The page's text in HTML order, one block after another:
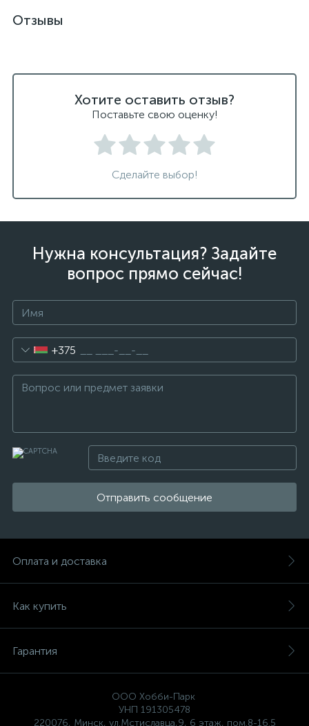
Отзывы
Хотите оставить отзыв?
Поставьте свою оценку!
Сделайте выбор!
Нужна консультация? Задайте
вопрос прямо сейчас!
+375
Отправить сообщение
Оплата и доставка
Как купить
Гарантия
ООО Хобби-Парк
УНП 191305478
220076, Минск, ул.Мстиславца,9, 6 этаж, пом.8-16.5